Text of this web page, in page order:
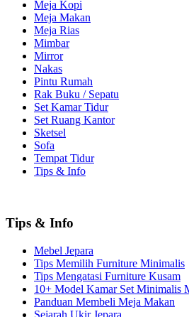
Meja Kopi
Meja Makan
Meja Rias
Mimbar
Mirror
Nakas
Pintu Rumah
Rak Buku / Sepatu
Set Kamar Tidur
Set Ruang Kantor
Sketsel
Sofa
Tempat Tidur
Tips & Info
Tips & Info
Mebel Jepara
Tips Memilih Furniture Minimalis
Tips Mengatasi Furniture Kusam
10+ Model Kamar Set Minimalis
Panduan Membeli Meja Makan
Sejarah Ukir Jepara